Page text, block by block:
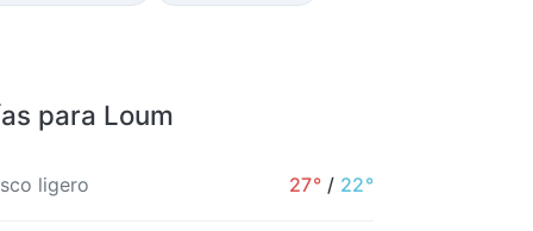
para Loum
ligero 27° / 22°